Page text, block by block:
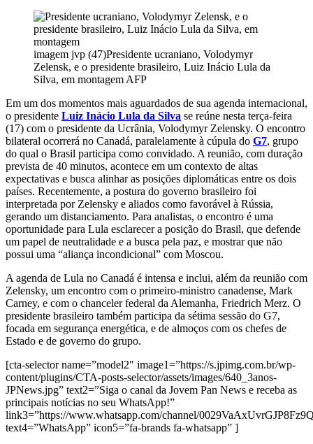
imagem jvp (47)Presidente ucraniano, Volodymyr
Zelensk, e o presidente brasileiro, Luiz Inácio Lula da
Silva, em montagem AFP
Em um dos momentos mais aguardados de sua agenda internacional,
o presidente Luiz Inácio Lula da Silva se reúne nesta terça-feira
(17) com o presidente da Ucrânia, Volodymyr Zelensky. O encontro
bilateral ocorrerá no Canadá, paralelamente à cúpula do G7, grupo
do qual o Brasil participa como convidado. A reunião, com duração
prevista de 40 minutos, acontece em um contexto de altas
expectativas e busca alinhar as posições diplomáticas entre os dois
países. Recentemente, a postura do governo brasileiro foi
interpretada por Zelensky e aliados como favorável à Rússia,
gerando um distanciamento. Para analistas, o encontro é uma
oportunidade para Lula esclarecer a posição do Brasil, que defende
um papel de neutralidade e a busca pela paz, e mostrar que não
possui uma “aliança incondicional” com Moscou.
A agenda de Lula no Canadá é intensa e inclui, além da reunião com
Zelensky, um encontro com o primeiro-ministro canadense, Mark
Carney, e com o chanceler federal da Alemanha, Friedrich Merz. O
presidente brasileiro também participa da sétima sessão do G7,
focada em segurança energética, e de almoços com os chefes de
Estado e de governo do grupo.
[cta-selector name=”model2″ image1=”https://s.jpimg.com.br/wp-
content/plugins/CTA-posts-selector/assets/images/640_3anos-
JPNews.jpg” text2=”Siga o canal da Jovem Pan News e receba as
principais notícias no seu WhatsApp!”
link3=”https://www.whatsapp.com/channel/
text4=”WhatsApp” icon5=”fa-brands fa-whatsapp” ]